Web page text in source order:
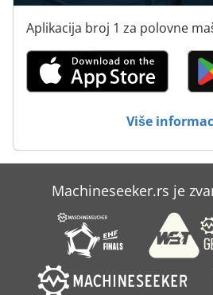
Aplikacija broj 1 za polovne
Više
Machineseeker.rs je